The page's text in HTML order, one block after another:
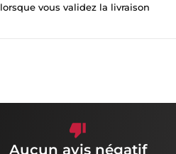
lorsque vous validez la livraison
Aucun avis négatif